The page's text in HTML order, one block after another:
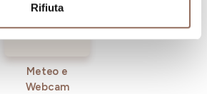
Rifiuta
Meteo e
Webcam